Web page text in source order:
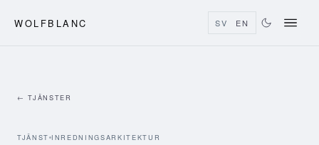
WOLFBLANC SV EN
← TJÄNSTER
TJÄNST INREDNINGSARKITEKTUR